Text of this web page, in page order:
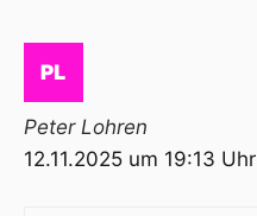
Peter Lohren
12.11.2025 um 19:13 Uhr